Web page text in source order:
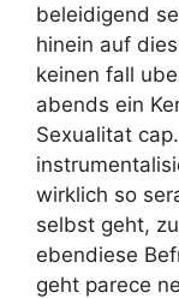
beleidigend
hinein auf
keinen fall
abends ein
Sexualitat
wirklich so
selbst geht,
ebendiese
geht parece